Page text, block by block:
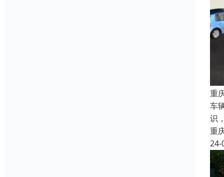
重
车
识
重
24-